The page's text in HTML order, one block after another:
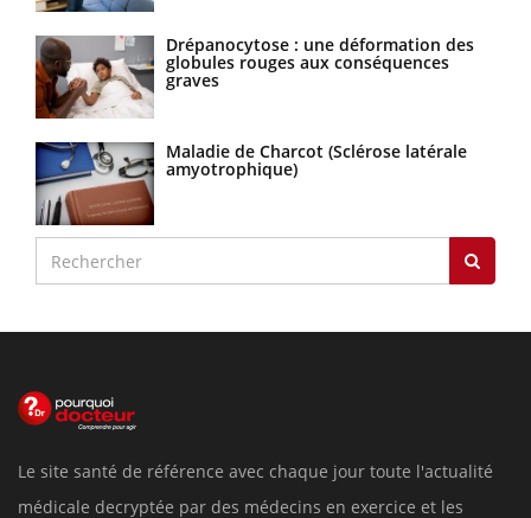
Drépanocytose : une déformation des
globules rouges aux conséquences
graves
Maladie de Charcot (Sclérose latérale
amyotrophique)
Le site santé de référence avec chaque jour toute l'actualité
médicale decryptée par des médecins en exercice et les